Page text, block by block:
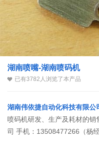
湖南喷嘴-湖南喷码机
已有3782人浏览了本产品
湖南伟依捷自动化科技有限公
喷码机研发、生产及耗材的销
司 手机：13508477266（杨经